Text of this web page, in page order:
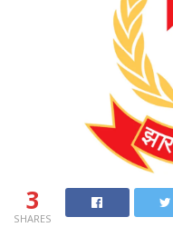
3
SHARES